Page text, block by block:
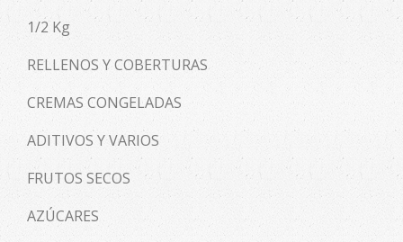
1/2 Kg
RELLENOS Y COBERTURAS
CREMAS CONGELADAS
ADITIVOS Y VARIOS
FRUTOS SECOS
AZÚCARES